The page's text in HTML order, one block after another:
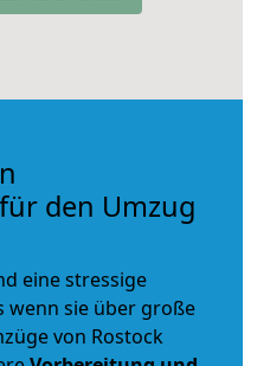
den Umzug
eine stressige
wenn sie über große
von Rostock